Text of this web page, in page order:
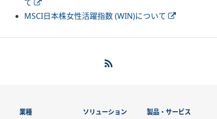
て
MSCI日本株女性活躍指数 (WIN)について
業種 ソリューション 製品・サービス